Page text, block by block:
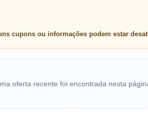
cupons ou informações podem estar
oferta recente foi encontrada nesta